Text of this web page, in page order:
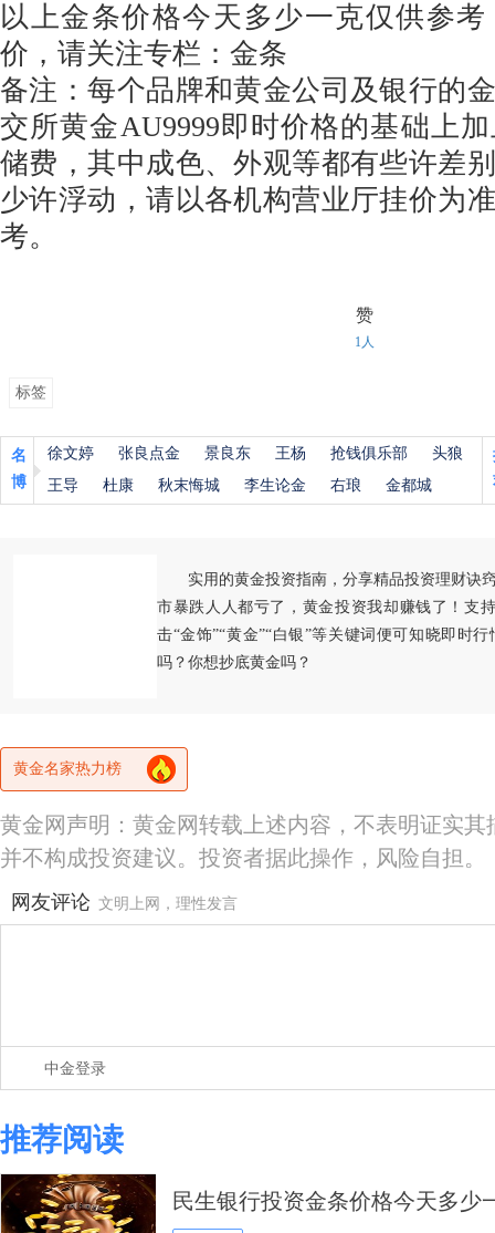
以上金条价格今天多少一克仅供参
价，请关注专栏：金条
备注：每个品牌和黄金公司及银行的
交所黄金AU9999即时价格的基础上
储费，其中成色、外观等都有些许差
少许浮动，请以各机构营业厅挂价为
考。
赞
1人
标签
名
博
徐文婷 张良点金 景良东 王杨 抢钱俱乐部
头狼
王导
杜康 秋末悔城 李生论金 右琅 金都城
实用的黄金投资指南，分享精品投资理财诀
市暴跌人人都亏了，黄金投资我却赚钱了！支
击“金饰”“黄金”“白银”等关键词便可知晓即时
吗？你想抄底黄金吗？
黄金名家热力榜
黄金网声明：黄金网转载上述内容，不表明证实
并不构成投资建议。投资者据此操作，风险自担。
网友评论 文明上网，理性发言
中金登录
推荐阅读
民生银行投资金条价格今天多少